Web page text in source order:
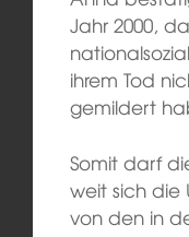
Jahr 2000,
ihrem Tod
gemildert
Somit darf
weit sich die
von den in